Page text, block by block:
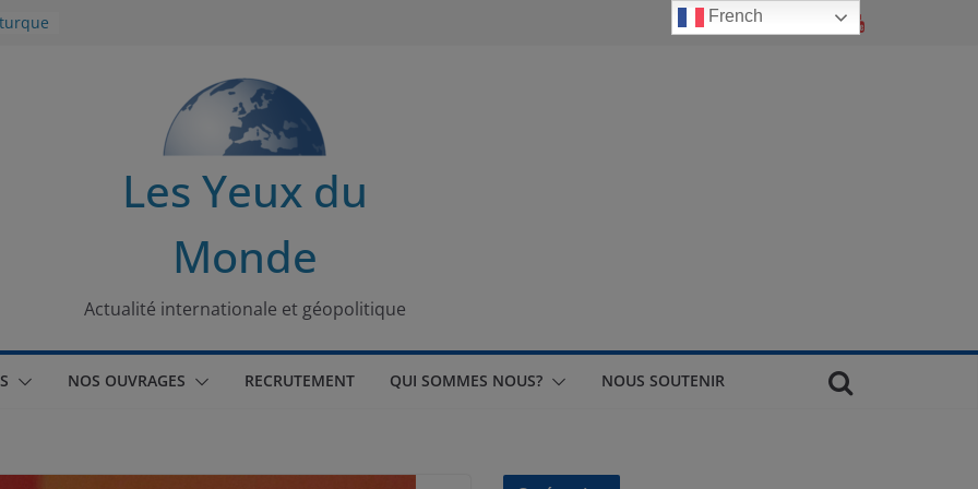
Les Yeux du
Monde
Actualité internationale et géopolitique
NOS OUVRAGES RECRUTEMENT QUI SOMMES NOUS? NOUS SOUTENIR
French